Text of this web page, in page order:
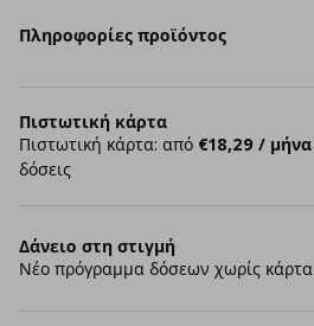
Πληροφορίες προϊόντος
Πιστωτική κάρτα
Πιστωτική κάρτα: από €18,29 / μήνα
δόσεις
Δάνειο στη στιγμή
Νέο πρόγραμμα δόσεων χωρίς κάρτα